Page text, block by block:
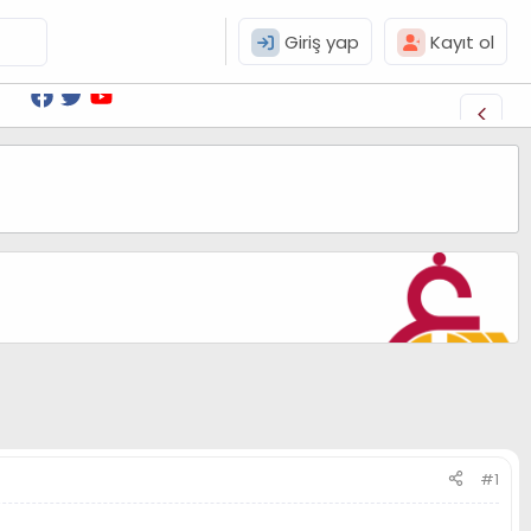
Giriş yap Kayıt ol
#1